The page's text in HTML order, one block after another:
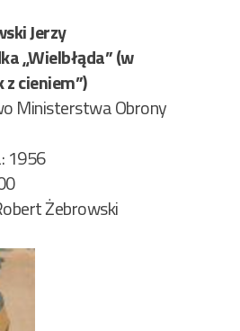
Jerzy
„Wielbłąda” (w
cieniem”)
Ministerstwa Obrony
1956
Żebrowski